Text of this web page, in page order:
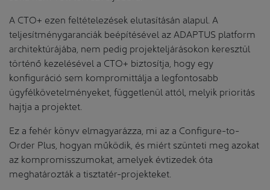
A CTO+ ezen feltételezések elutasításán alapul. A
teljesítménygaranciák beépítésével az ADAPTUS platform
architektúrájába, nem pedig projekteljárásokon keresztül
történő kezelésével a CTO+ biztosítja, hogy egy
konfiguráció sem kompromittálja a legfontosabb
ügyfélkövetelményeket, függetlenül attól, melyik prioritás
hajtja a projektet.
Ez a fehér könyv elmagyarázza, mi az a Configure-to-
Order Plus, hogyan működik, és miért szünteti meg azokat
az kompromisszumokat, amelyek évtizedek óta
meghatározták a tisztatér-projekteket.